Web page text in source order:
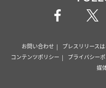
お問い合わせ プレスリリース
コンテンツポリシー
プライバシー
媒